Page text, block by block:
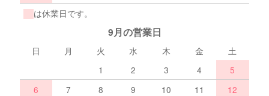
は休業日です。
9月の営業日
日 月 火 水 木 金
土
1
2 3 4
5
6
7 8 9 10 11
12